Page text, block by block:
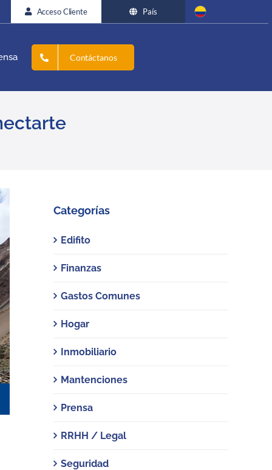
Acceso Cliente País
Contáctanos
Categorías
Edifito
Finanzas
Gastos Comunes
Hogar
Inmobiliario
Mantenciones
Prensa
RRHH / Legal
Seguridad